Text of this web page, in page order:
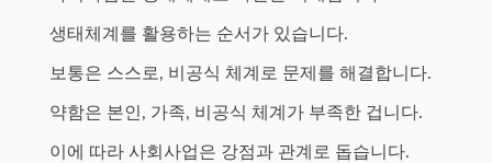
생태체계를 활용하는 순서가 있습니다.
보통은 스스로, 비공식 체계로 문제를 해결합니다.
약함은 본인, 가족, 비공식 체계가 부족한 겁니다.
이에 따라 사회사업은 강점과 관계로 돕습니다.